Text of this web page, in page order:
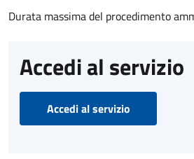
Durata massima del procedimento
Accedi al servizio
Accedi al servizio